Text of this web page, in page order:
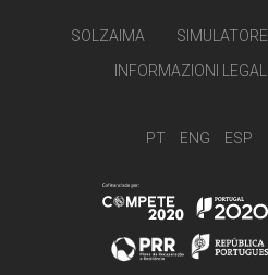
SOLZAIMA SIMULATORE
INFORMAZIONI LEGALI
PT ENG ESP